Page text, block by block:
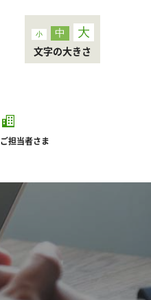
小 中
大
文字の大きさ
ご担当者さま